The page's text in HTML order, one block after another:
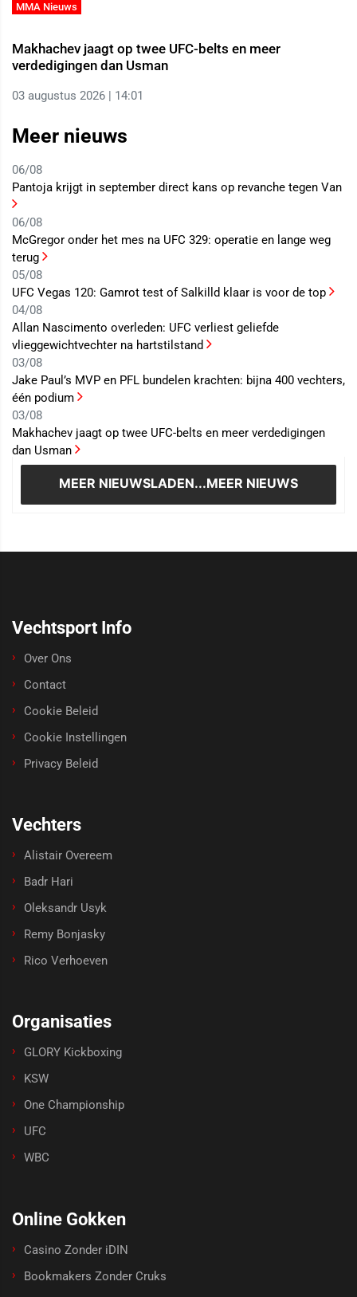
MMA Nieuws
Makhachev jaagt op twee UFC-belts en meer
verdedigingen dan Usman
03 augustus 2026 | 14:01
Meer nieuws
06/08
Pantoja krijgt in september direct kans op revanche tegen Van
06/08
McGregor onder het mes na UFC 329: operatie en lange weg
terug
05/08
UFC Vegas 120: Gamrot test of Salkilld klaar is voor de top
04/08
Allan Nascimento overleden: UFC verliest geliefde
vlieggewichtvechter na hartstilstand
03/08
Jake Paul’s MVP en PFL bundelen krachten: bijna 400 vechters,
één podium
03/08
Makhachev jaagt op twee UFC-belts en meer verdedigingen
dan Usman
MEER NIEUWSLADEN...MEER NIEUWS
Vechtsport Info
Over Ons
Contact
Cookie Beleid
Cookie Instellingen
Privacy Beleid
Vechters
Alistair Overeem
Badr Hari
Oleksandr Usyk
Remy Bonjasky
Rico Verhoeven
Organisaties
GLORY Kickboxing
KSW
One Championship
UFC
WBC
Online Gokken
Casino Zonder iDIN
Bookmakers Zonder Cruks